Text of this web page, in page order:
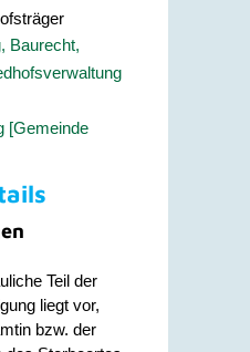
Baurecht,
[Gemeinde
Teil der
liegt vor,
bzw. der